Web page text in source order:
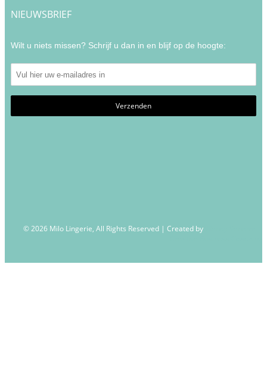
NIEUWSBRIEF
Wilt u niets missen? Schrijf u dan in en blijf op de hoogte:
© 2026 Milo Lingerie, All Rights Reserved | Created by